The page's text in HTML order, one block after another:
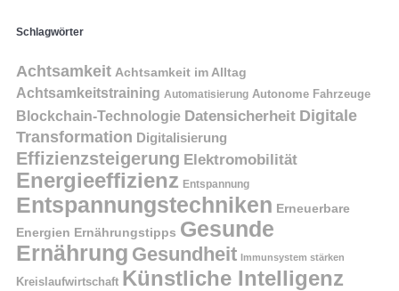
Schlagwörter
Achtsamkeit Achtsamkeit im Alltag
Achtsamkeitstraining Automatisierung Autonome Fahrzeuge
Blockchain-Technologie Datensicherheit Digitale
Transformation Digitalisierung
Effizienzsteigerung Elektromobilität
Energieeffizienz Entspannung
Entspannungstechniken Erneuerbare
Energien Ernährungstipps Gesunde
Ernährung Gesundheit Immunsystem stärken
Kreislaufwirtschaft Künstliche Intelligenz